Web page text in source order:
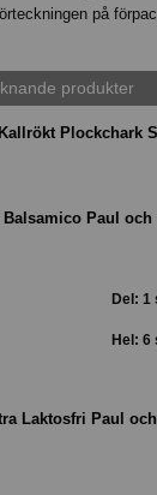
på
produkter
Plockchark
Balsamico Paul och
Del: 1
Hel: 6
Laktosfri Paul